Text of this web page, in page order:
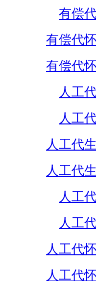
有偿
有偿代
有偿代
人工
人工
人工代
人工代
人工
人工
人工代
人工代